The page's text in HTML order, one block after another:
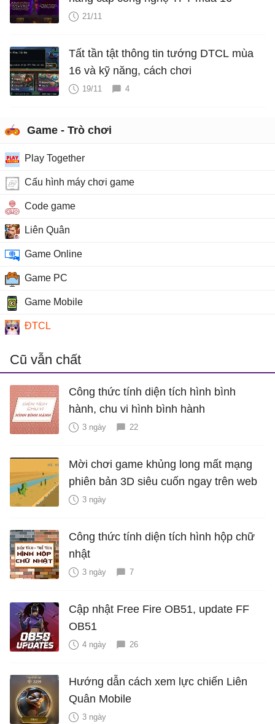
21/11
Tất tần tật thông tin tướng DTCL mùa
16 và kỹ năng, cách chơi
19/11 4
Game - Trò chơi
Play Together
Cấu hình máy chơi game
Code game
Liên Quân
Game Online
Game PC
Game Mobile
ĐTCL
Cũ vẫn chất
Công thức tính diện tích hình bình
hành, chu vi hình bình hành
3 ngày 22
Mời chơi game khủng long mất mạng
phiên bản 3D siêu cuốn ngay trên web
3 ngày
Công thức tính diện tích hình hộp chữ
nhật
3 ngày 7
Cập nhật Free Fire OB51, update FF
OB51
4 ngày 26
Hướng dẫn cách xem lực chiến Liên
Quân Mobile
3 ngày